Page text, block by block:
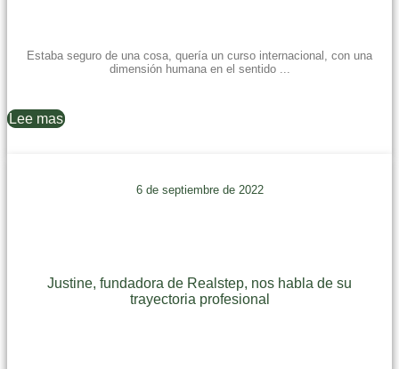
Estaba seguro de una cosa, quería un curso internacional, con una
dimensión humana en el sentido ...
Lee mas
6 de septiembre de 2022
Justine, fundadora de Realstep, nos habla de su
trayectoria profesional